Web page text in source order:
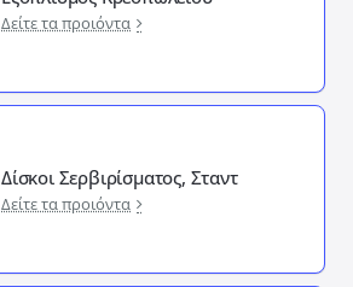
Δείτε τα προιόντα
Δίσκοι Σερβιρίσματος, Σταντ
Δείτε τα προιόντα